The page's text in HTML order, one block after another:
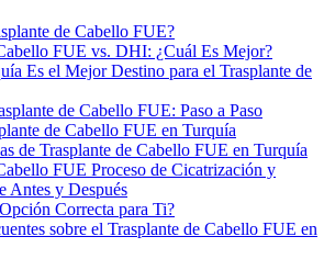
de Cabello FUE?
FUE vs. DHI: ¿Cuál Es Mejor?
Es el Mejor Destino para el Trasplante de
de Cabello FUE: Paso a Paso
de Cabello FUE en Turquía
de Trasplante de Cabello FUE en Turquía
FUE Proceso de Cicatrización y
Antes y Después
Correcta para Ti?
sobre el Trasplante de Cabello FUE en